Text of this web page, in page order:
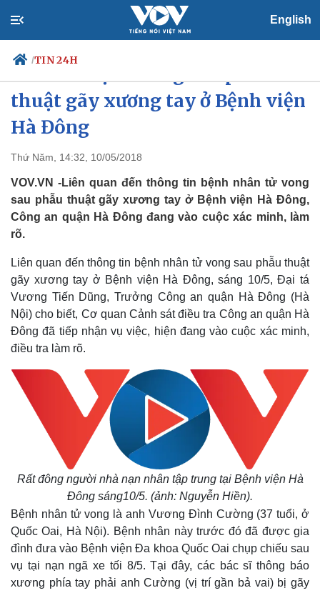
English
/TIN 24H
Chính trị
Đảng
Quốc hội
Nhận diện sự thật
Giáo dục
Dấu ấn VOV
Việc làm
thuật gãy xương tay ở Bệnh viện
Hà Đông
Thứ Năm, 14:32, 10/05/2018
VOV.VN -Liên quan đến thông tin bệnh nhân tử vong
sau phẫu thuật gãy xương tay ở Bệnh viện Hà Đông,
Công an quận Hà Đông đang vào cuộc xác minh, làm
rõ.
Liên quan đến thông tin bệnh nhân tử vong sau phẫu thuật
gãy xương tay ở Bệnh viện Hà Đông, sáng 10/5, Đại tá
Vương Tiến Dũng, Trưởng Công an quận Hà Đông (Hà
Nội) cho biết, Cơ quan Cảnh sát điều tra Công an quận Hà
Đông đã tiếp nhận vụ việc, hiện đang vào cuộc xác minh,
điều tra làm rõ.
Rất đông người nhà nạn nhân tập trung tại Bệnh viện Hà
Đông sáng10/5. (ảnh: Nguyễn Hiền).
Bệnh nhân tử vong là anh Vương Đình Cường (37 tuổi, ở
Quốc Oai, Hà Nội). Bệnh nhân này trước đó đã được gia
đình đưa vào Bệnh viện Đa khoa Quốc Oai chụp chiếu sau
vụ tại nạn ngã xe tối 8/5. Tại đây, các bác sĩ thông báo
xương phía tay phải anh Cường (vị trí gần bả vai) bị gãy